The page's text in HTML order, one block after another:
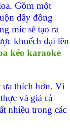
Gồm một
dây đồng
mic sẽ tạo ra
khuếch đại lên
kéo karaoke
thích hơn. Vì
và giá cả
nhiều trong các